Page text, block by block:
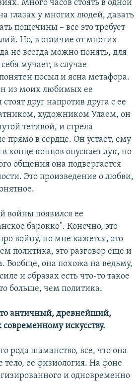
Много часов стоять в одной
глазах у многих людей, давать
пощечины – все это требует
Но, в отличие от многих
не всегда можно понять, для
мучает, в случае
посыл и ясна метафора.
из моих любимых ее
друг напротив друга с ее
художником Улаем, он
тетивой, и стрела
прямо в сердце. Он устает, ему
конце концов опускает лук, но
общения она подвергается
Это произведение о любви,
войны появился ее
барокко". Конечно, это
войну, но мне кажется, это
политика, это разговор еще и
Вообще, она похожа на ведьму,
и образах есть что-то такое
больше, чем политика.
античный, древнейший,
искусству.
рода шаманство, все, что она
тело, ее физиология. На фоне
и одновременно